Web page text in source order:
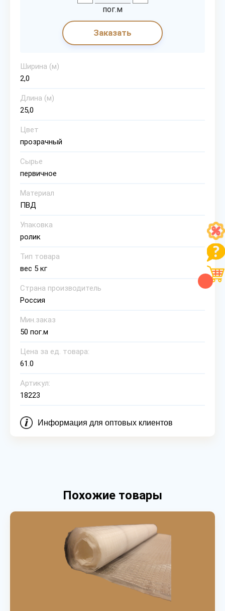
пог.м
Заказать
Ширина (м)
2,0
Длина (м)
25,0
Цвет
прозрачный
Сырье
первичное
Материал
ПВД
Упаковка
ролик
Тип товара
вес 5 кг
Страна производитель
Россия
Мин.заказ
50 пог.м
Цена за ед. товара:
61.0
Артикул:
18223
Информация для оптовых клиентов
Похожие товары